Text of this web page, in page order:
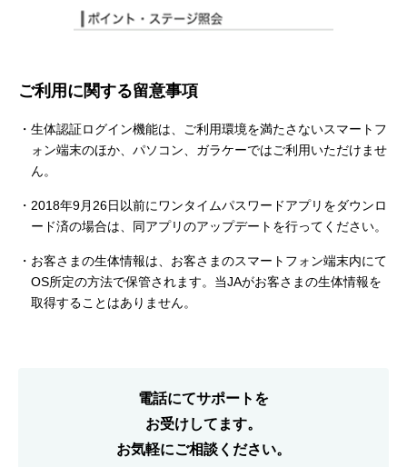
ご利用に関する留意事項
生体認証ログイン機能は、ご利用環境を満たさないスマートフ
ォン端末のほか、パソコン、ガラケーではご利用いただけませ
ん。
2018年9月26日以前にワンタイムパスワードアプリをダウンロ
ード済の場合は、同アプリのアップデートを行ってください。
お客さまの生体情報は、お客さまのスマートフォン端末内にて
OS所定の方法で保管されます。当JAがお客さまの生体情報を
取得することはありません。
電話にてサポートを
お受けしてます。
お気軽にご相談ください。